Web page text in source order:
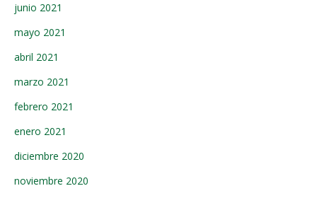
junio 2021
mayo 2021
abril 2021
marzo 2021
febrero 2021
enero 2021
diciembre 2020
noviembre 2020